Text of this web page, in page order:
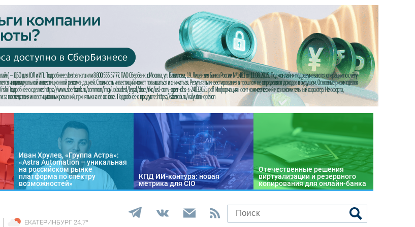
Иван Хрулев, «Группа Астра»:
«Astra Automation – уникальная
на российском рынке
платформа по спектру
возможностей»
КПД ИИ-контура: новая
метрика для CIO
Отечественные решения
виртуализации и резервного
копирования для онлайн-банка
ЕКАТЕРИНБУРГ 24.7°